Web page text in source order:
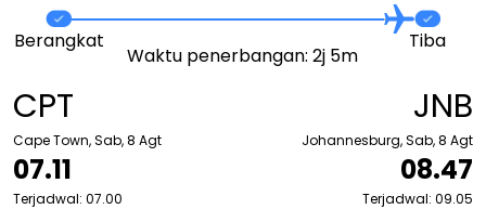
CPT
Cape Town, Sab, 8 Agt
07.11
Terjadwal: 07.00
Berangkat
Waktu penerbangan: 2j 5m
Tiba
JNB
Johannesburg, Sab, 8 Agt
08.47
Terjadwal: 09.05